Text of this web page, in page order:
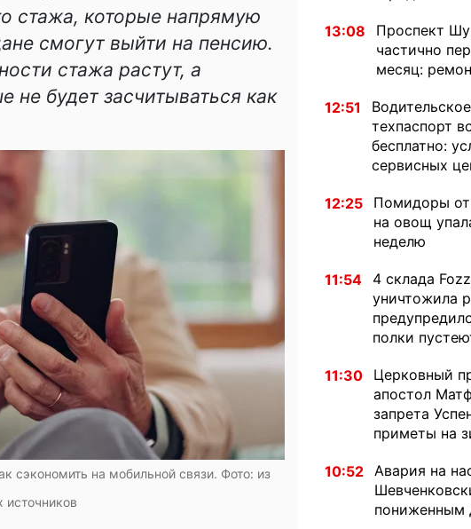
стажа, которые напрямую
смогут выйти на пенсию.
стажа растут, а
не будет засчитываться как
сэкономить на мобильной связи. Фото: из
источников
13:08
Проспект
частично
месяц:
12:51
техпаспорт
бесплатно:
сервисных
12:25
Помидоры от
на овощ
неделю
11:54
4 склада
уничтожила
полки
11:30
Церковный
апостол
запрета
приметы на
10:52 Авария на
пониженным